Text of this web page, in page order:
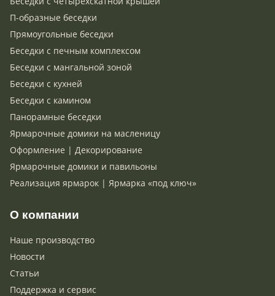
П-образные беседки
Прямоугольные беседки
Беседки с печным комплексом
Беседки с мангальной зоной
Беседки с кухней
Беседки с камином
Панорамные беседки
Ярмарочные домики на масленицу
Оформление | Декорирование
Ярмарочные домики и павильоны
Реализация ярмарок | Ярмарка «под ключ»
О компании
Наше производство
Новости
Статьи
Поддержка и сервис